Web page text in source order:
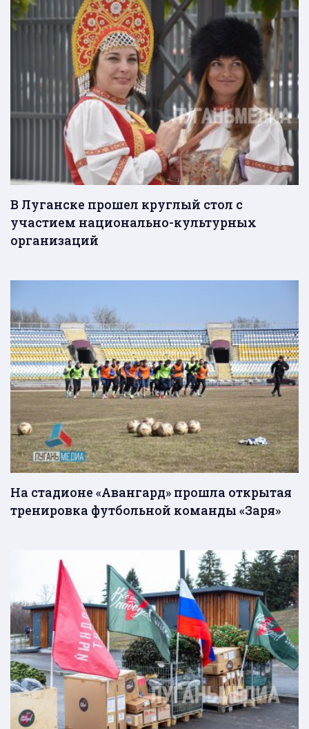
В Луганске прошел круглый стол с
участием национально-культурных
организаций
На стадионе «Авангард» прошла открытая
тренировка футбольной команды «Заря»